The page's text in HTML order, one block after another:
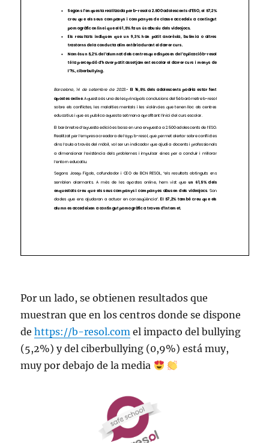
Por un lado, se obtienen resultados que
muestran que en los centros donde se dispone
dehttps://b-resol.com el impacto del bullying
(5,2%) y del ciberbullying (0,9%) está muy,
muy por debajo de la media